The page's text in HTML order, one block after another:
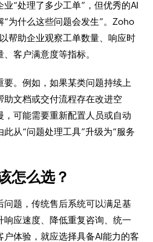
“处理了多少工单”，但优秀的AI
为什么这些问题会发生”。Zoho
帮助企业观察工单数量、响应时
客户满意度等指标。
。例如，如果某类问题持续上
助文档或交付流程存在改进空
，可能需要重新配置人员或自动
从“问题处理工具”升级为“服务
怎么选？
问题，传统售后系统可以满足基
应速度、降低重复咨询、统一
体验，就应选择具备AI能力的客